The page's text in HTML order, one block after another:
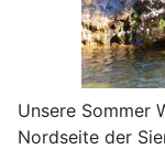
Unsere Sommer
Nordseite der